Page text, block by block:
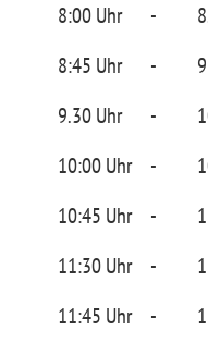
8:00 Uhr -
8:45 Uhr -
9.30 Uhr -
10:00 Uhr -
10:45 Uhr -
11:30 Uhr -
11:45 Uhr -